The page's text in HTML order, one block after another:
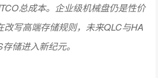
总成本。企业级机械盘仍是性价
写高端存储规则，未来QLC与HA
储进入新纪元。